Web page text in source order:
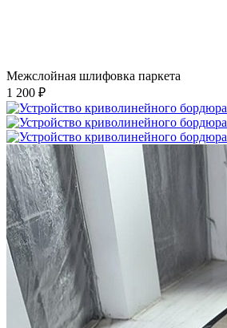
Межслойная шлифовка паркета
1 200 ₽
Устройство криволинейного бордюра в